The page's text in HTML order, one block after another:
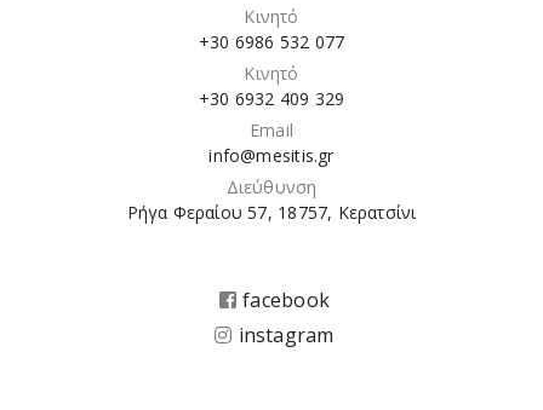
Κινητό
+30 6986 532 077
Κινητό
+30 6932 409 329
Email
info@mesitis.gr
Διεύθυνση
Ρήγα Φεραίου 57, 18757, Κερατσίνι
facebook
instagram